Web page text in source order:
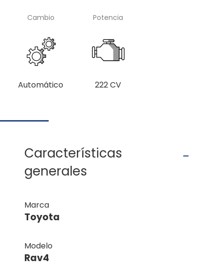
Cambio
Automático
Potencia
222 CV
Características
generales
Marca
Toyota
Modelo
Rav4